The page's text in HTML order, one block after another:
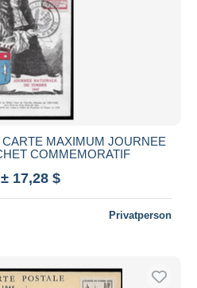
CARTE MAXIMUM JOURNEE
COMMEMORATIF
± 17,28 $
Privatperson